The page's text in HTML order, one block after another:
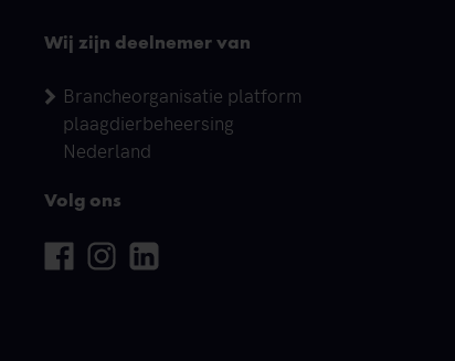
Wij zijn deelnemer van
Brancheorganisatie platform
plaagdierbeheersing
Nederland
Volg ons
Facebook
InstagramLinkedin